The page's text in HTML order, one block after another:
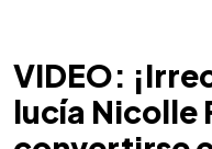
VIDEO:
lucía Nicolle